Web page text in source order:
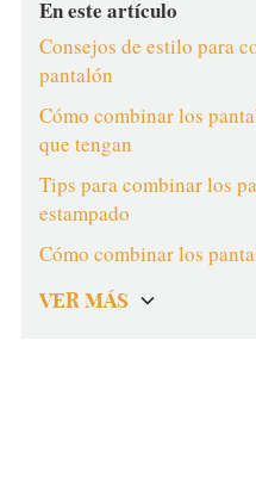
En este artículo
Consejos de estilo para
pantalón
Cómo combinar los
que tengan
Tips para combinar los
estampado
Cómo combinar los